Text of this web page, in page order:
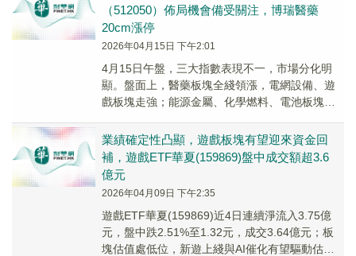
（512050）佈局機會備受關注，博瑞醫藥
20cm漲停
2026年04月15日 下午2:01
4月15日午盤，三大指數表現不一，市場分化明
顯。盤面上，醫藥板塊全綫領漲，電網設備、遊
戲板塊走強；能源金屬、化學燃料、電池板塊承
業績確定性凸顯，遊戲板塊有望迎來資金回
補，遊戲ETF華夏(159869)盤中成交額超3.6
億元
2026年04月09日 下午2:35
遊戲ETF華夏(159869)近4日連續淨流入3.75億
元，盤中跌2.51%至1.32元，成交3.64億元；板
塊估值處低位，新遊上綫與AI催化有望驅動估值